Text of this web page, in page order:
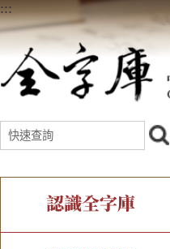
:::
認識全字庫